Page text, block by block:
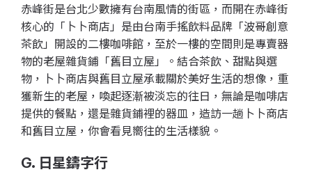
赤峰街是台北少數擁有台南風情的街區，而開在赤峰街
核心的「卜卜商店」是由台南手搖飲料品牌「波哥創意
茶飲」開設的二樓咖啡館，至於一樓的空間則是專賣器
物的老屋雜貨鋪「舊目立屋」。結合茶飲、甜點與選
物，卜卜商店與舊目立屋承載關於美好生活的想像，重
獲新生的老屋，喚起逐漸被淡忘的往日，無論是咖啡店
提供的餐點，還是雜貨鋪裡的器皿，造訪一趟卜卜商店
和舊目立屋，你會看見嚮往的生活樣貌。
G. 日星鑄字行